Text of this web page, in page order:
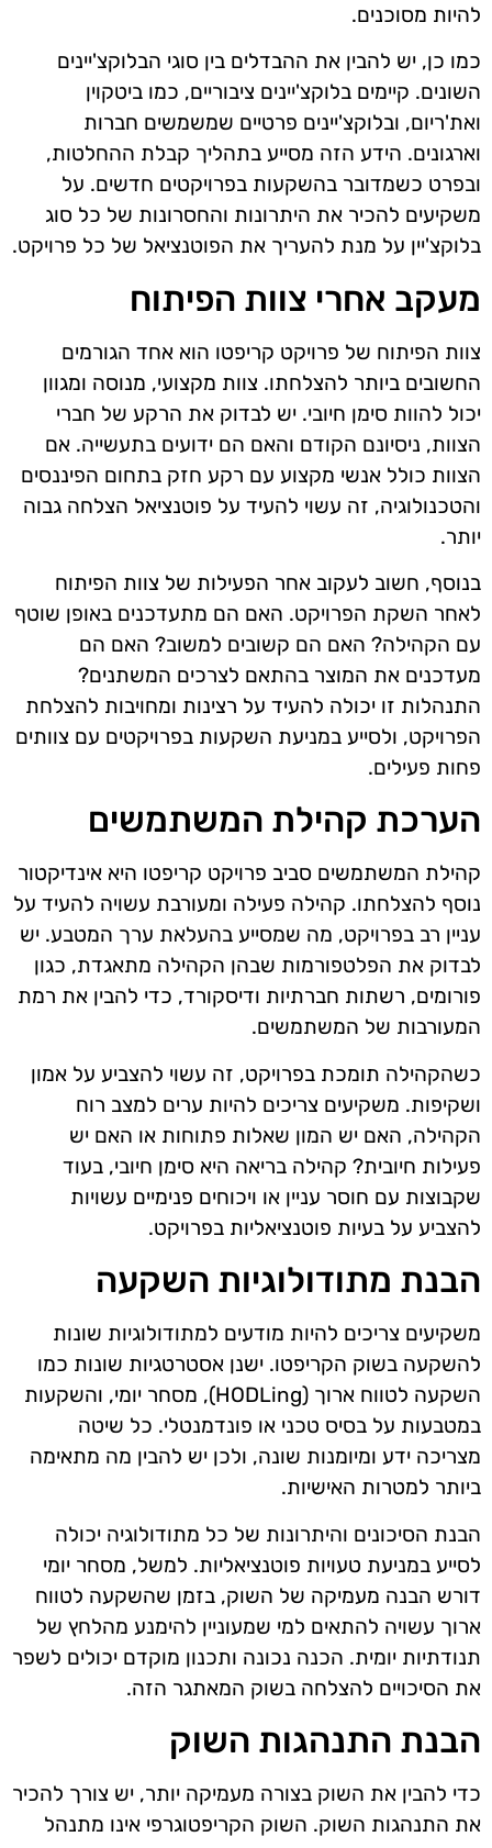
להיות מסוכנים.
כמו כן, יש להבין את ההבדלים בין סוגי הבלוקצ'יינים
השונים. קיימים בלוקצ'יינים ציבוריים, כמו ביטקוין
ואת'ריום, ובלוקצ'יינים פרטיים שמשמשים חברות
וארגונים. הידע הזה מסייע בתהליך קבלת ההחלטות,
ובפרט כשמדובר בהשקעות בפרויקטים חדשים. על
משקיעים להכיר את היתרונות והחסרונות של כל סוג
בלוקצ'יין על מנת להעריך את הפוטנציאל של כל פרויקט.
מעקב אחרי צוות הפיתוח
צוות הפיתוח של פרויקט קריפטו הוא אחד הגורמים
החשובים ביותר להצלחתו. צוות מקצועי, מנוסה ומגוון
יכול להוות סימן חיובי. יש לבדוק את הרקע של חברי
הצוות, ניסיונם הקודם והאם הם ידועים בתעשייה. אם
הצוות כולל אנשי מקצוע עם רקע חזק בתחום הפיננסים
והטכנולוגיה, זה עשוי להעיד על פוטנציאל הצלחה גבוה
יותר.
בנוסף, חשוב לעקוב אחר הפעילות של צוות הפיתוח
לאחר השקת הפרויקט. האם הם מתעדכנים באופן שוטף
עם הקהילה? האם הם קשובים למשוב? האם הם
מעדכנים את המוצר בהתאם לצרכים המשתנים?
התנהלות זו יכולה להעיד על רצינות ומחויבות להצלחת
הפרויקט, ולסייע במניעת השקעות בפרויקטים עם צוותים
פחות פעילים.
הערכת קהילת המשתמשים
קהילת המשתמשים סביב פרויקט קריפטו היא אינדיקטור
נוסף להצלחתו. קהילה פעילה ומעורבת עשויה להעיד על
עניין רב בפרויקט, מה שמסייע בהעלאת ערך המטבע. יש
לבדוק את הפלטפורמות שבהן הקהילה מתאגדת, כגון
פורומים, רשתות חברתיות ודיסקורד, כדי להבין את רמת
המעורבות של המשתמשים.
כשהקהילה תומכת בפרויקט, זה עשוי להצביע על אמון
ושקיפות. משקיעים צריכים להיות ערים למצב רוח
הקהילה, האם יש המון שאלות פתוחות או האם יש
פעילות חיובית? קהילה בריאה היא סימן חיובי, בעוד
שקבוצות עם חוסר עניין או ויכוחים פנימיים עשויות
להצביע על בעיות פוטנציאליות בפרויקט.
הבנת מתודולוגיות השקעה
משקיעים צריכים להיות מודעים למתודולוגיות שונות
להשקעה בשוק הקריפטו. ישנן אסטרטגיות שונות כמו
השקעה לטווח ארוך (HODLing), מסחר יומי, והשקעות
במטבעות על בסיס טכני או פונדמנטלי. כל שיטה
מצריכה ידע ומיומנות שונה, ולכן יש להבין מה מתאימה
ביותר למטרות האישיות.
הבנת הסיכונים והיתרונות של כל מתודולוגיה יכולה
לסייע במניעת טעויות פוטנציאליות. למשל, מסחר יומי
דורש הבנה מעמיקה של השוק, בזמן שהשקעה לטווח
ארוך עשויה להתאים למי שמעוניין להימנע מהלחץ של
תנודתיות יומית. הכנה נכונה ותכנון מוקדם יכולים לשפר
את הסיכויים להצלחה בשוק המאתגר הזה.
הבנת התנהגות השוק
כדי להבין את השוק בצורה מעמיקה יותר, יש צורך להכיר
את התנהגות השוק. השוק הקריפטוגרפי אינו מתנהל